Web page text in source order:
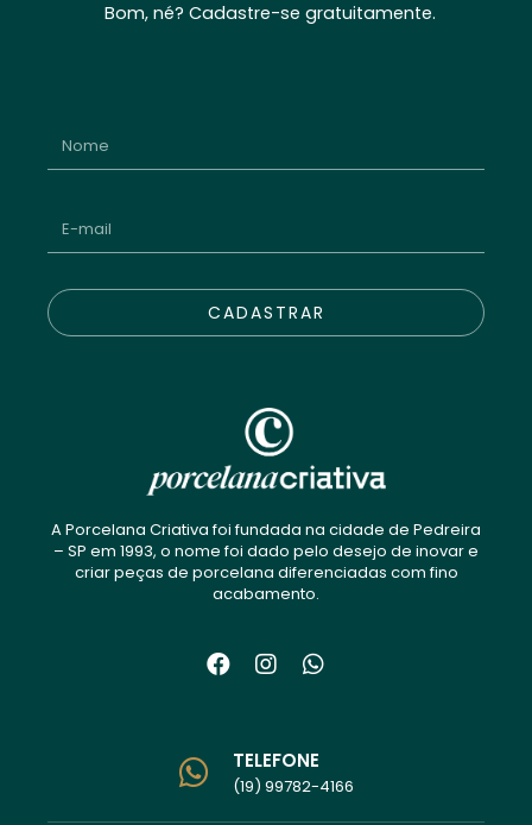
Bom, né? Cadastre-se gratuitamente.
CADASTRAR
A Porcelana Criativa foi fundada na cidade de Pedreira
– SP em 1993, o nome foi dado pelo desejo de inovar e
criar peças de porcelana diferenciadas com fino
acabamento.
TELEFONE
(19) 99782-4166